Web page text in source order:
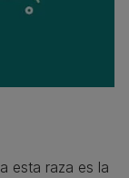
esta raza es la